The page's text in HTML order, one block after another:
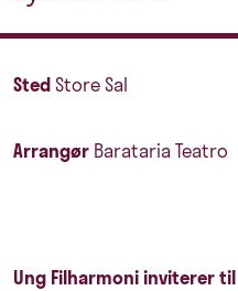
StedStore Sal
Arrangør Barataria Teatro
Ung Filharmoni inviterer